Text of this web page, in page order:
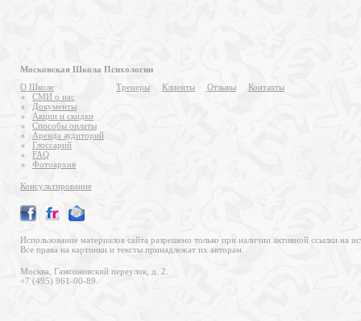
Московская Школа Психологии
О Школе
СМИ о нас
Документы
Акции и скидки
Способы оплаты
Аренда аудиторий
Глоссарий
FAQ
Фотоархив
Тренеры Клиенты Отзывы Контакты
Консультирование
Использование материалов сайта разрешено только при наличии активной ссылки на
Все права на картинки и тексты принадлежат их авторам.
Москва, Гамсоновский переулок, д. 2.
+7 (495) 961-00-89.